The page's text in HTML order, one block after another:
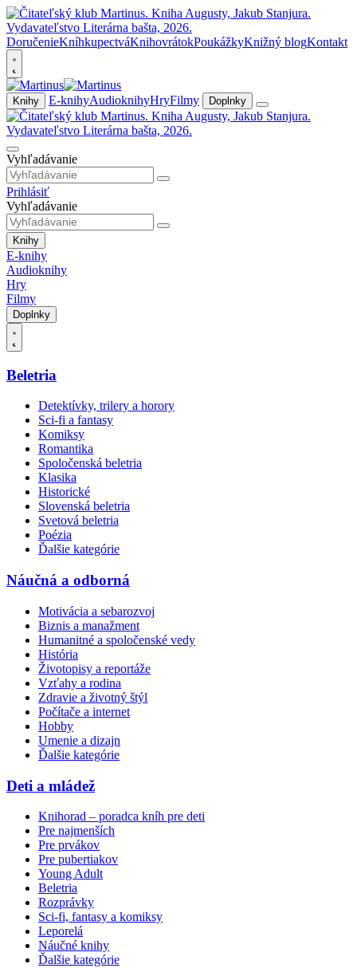
DoručenieKníhkupectváKnihovrátokPoukážkyKnižný blogKontakt
Knihy E-knihyAudioknihyHryFilmy Doplnky
Vyhľadávanie
Prihlásiť
Vyhľadávanie
Knihy
E-knihy
Audioknihy
Hry
Filmy
Doplnky
Beletria
Detektívky, trilery a horory
Sci-fi a fantasy
Komiksy
Romantika
Spoločenská beletria
Klasika
Historické
Slovenská beletria
Svetová beletria
Poézia
Ďalšie kategórie
Náučná a odborná
Motivácia a sebarozvoj
Biznis a manažment
Humanitné a spoločenské vedy
História
Životopisy a reportáže
Vzťahy a rodina
Zdravie a životný štýl
Počítače a internet
Hobby
Umenie a dizajn
Ďalšie kategórie
Deti a mládež
Knihorad – poradca kníh pre deti
Pre najmenších
Pre prvákov
Pre pubertiakov
Young Adult
Beletria
Rozprávky
Sci-fi, fantasy a komiksy
Leporelá
Náučné knihy
Ďalšie kategórie